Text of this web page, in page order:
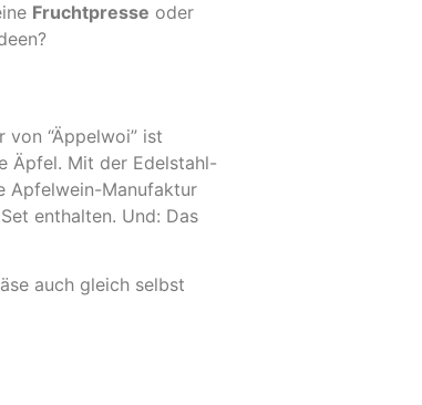
Fruchtpresse oder
“Äppelwoi” ist
Äpfel. Mit der Edelstahl-
Apfelwein-Manufaktur
enthalten. Und: Das
auch gleich selbst